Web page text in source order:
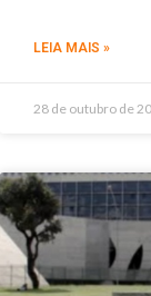
LEIA MAIS »
28 de outubro de